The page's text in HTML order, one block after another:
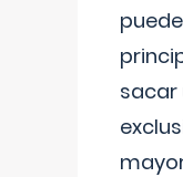
sacar